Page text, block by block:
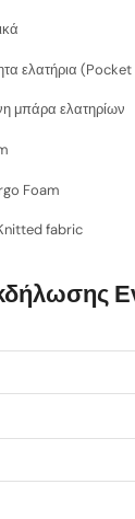
ελατήρια
μπάρα ελατηρίων
Foam
fabric